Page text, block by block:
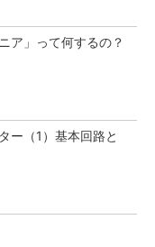
ア」って何するの？
ー（1）基本回路と